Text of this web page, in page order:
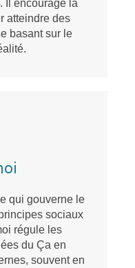
Il encourage la
atteindre des
basant sur le
qui gouverne le
sociaux
régule les
du Ça en
souvent en